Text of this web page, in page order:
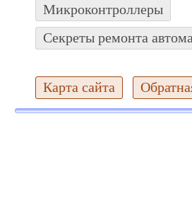
Микроконтроллеры
Секреты ремонта
Карта сайта